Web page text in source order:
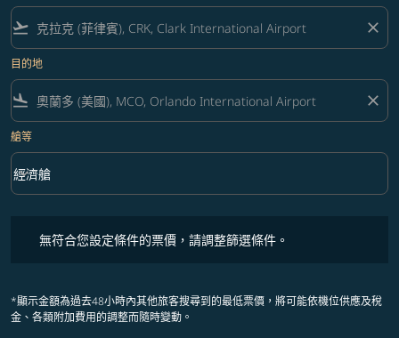
flight_takeoff close
目的地
flight_land close
艙等
艙等 option 經濟艙 Selected
經濟艙
keyboard_arrow_down
無符合您設定條件的票價，請調整篩選條件。
*顯示金額為過去48小時內其他旅客搜尋到的最低票價，將可能依機位供應及稅
金、各類附加費用的調整而隨時變動。